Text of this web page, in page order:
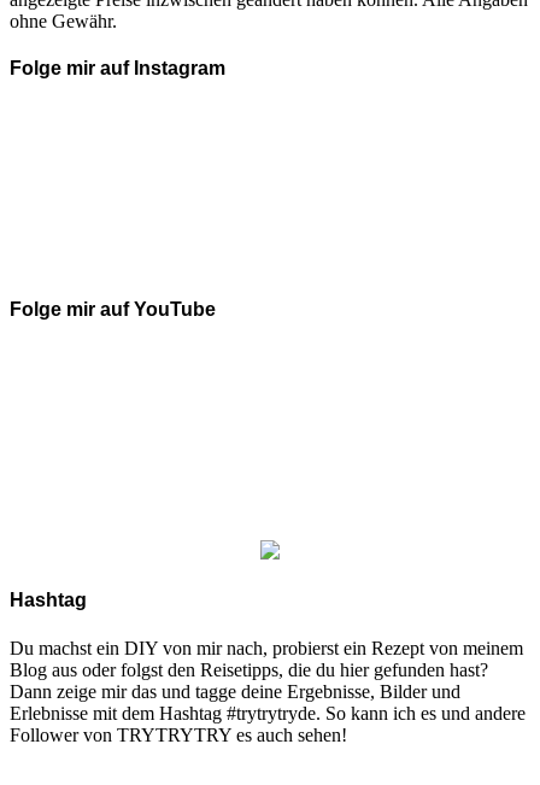
ohne Gewähr.
Folge mir auf Instagram
Folge mir auf YouTube
Hashtag
Du machst ein DIY von mir nach, probierst ein Rezept von meinem
Blog aus oder folgst den Reisetipps, die du hier gefunden hast?
Dann zeige mir das und tagge deine Ergebnisse, Bilder und
Erlebnisse mit dem Hashtag #trytrytryde. So kann ich es und andere
Follower von TRYTRYTRY es auch sehen!